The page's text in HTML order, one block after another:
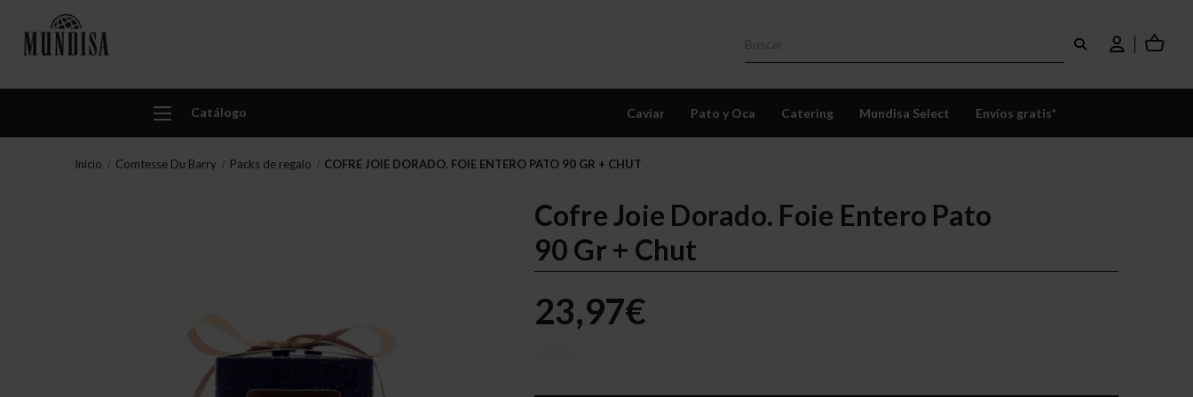
Catálogo Caviar Pato y Oca Catering Mundisa Select Envíos gratis*
Inicio Comtesse Du Barry Packs de regalo COFRE JOIE DORADO. FOIE ENTERO PATO 90 GR + CHUT
Cofre Joie Dorado. Foie Entero Pato
90 Gr + Chut
23,97€